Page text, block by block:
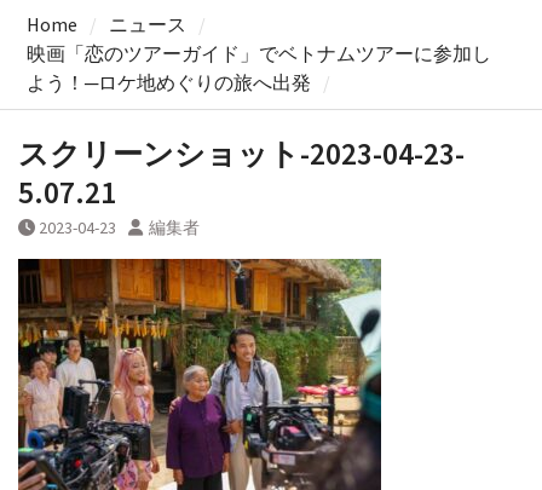
Home
ニュース
映画「恋のツアーガイド」でベトナムツアーに参加し
よう！─ロケ地めぐりの旅へ出発
スクリーンショット-2023-04-23-
5.07.21
2023-04-23 編集者